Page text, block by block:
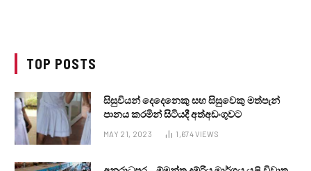
TOP POSTS
සිසුවියන් දෙදෙනෙකු සහ සිසුවෙකු මත්පැන්
පානය කරමින් සිටියදී අත්අඩංගුවට
MAY 21, 2023 1,674VIEWS